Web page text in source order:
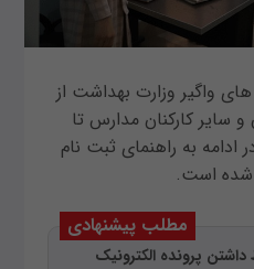
واگیر وزارت بهداشت از
سایر کارکنان مدارس تا
ادامه به راهنمای ثبت نام
شده است.
مطلب پیشنهادی
پرونده الکترونیک